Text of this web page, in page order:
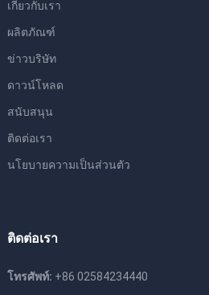
เกี่ยวกับเรา
ผลิตภัณฑ์
ข่าวบริษัท
ดาวน์โหลด
สนับสนุน
ติดต่อเรา
นโยบายความเป็นส่วนตัว
ติดต่อเรา
โทรศัพท์: +86 02584234440